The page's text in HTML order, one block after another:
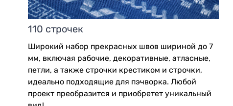
110 строчек
Широкий набор прекрасных швов шириной до 7
мм, включая рабочие, декоративные, атласные,
петли, а также строчки крестиком и строчки,
идеально подходящие для пэчворка. Любой
проект преобразится и приобретет уникальный